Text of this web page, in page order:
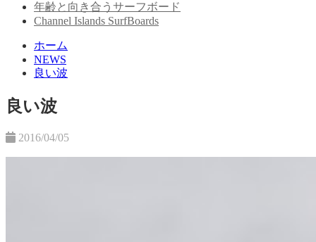
年齢と向き合うサーフボード
Channel Islands SurfBoards
ホーム
NEWS
良い波
良い波
2016/04/05